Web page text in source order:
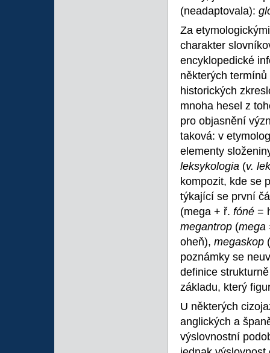
(neadaptovala):
Za
charakter
encyklopedické
některých
historických
mnoha hesel z
pro objasnění
taková: v
elementy
leksykologia (v.
kompozit, kde se
týkající se první
(mega + ř. fóné =
megantrop (
oheň), megaskop (
poznámky se
definice
základu, který
U některých
anglických a
výslovnostní